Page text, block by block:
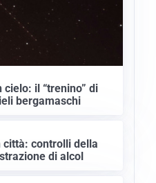
il “trenino” di
bergamaschi
controlli della
di alcol